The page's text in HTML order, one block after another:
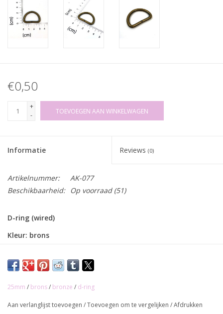
€0,50
+
-
TOEVOEGEN AAN WINKELWAGEN
Informatie Reviews (0)
Artikelnummer:
AK-077
Beschikbaarheid:
Op voorraad(51)
D-ring (wired)
Kleur: brons
25mm / brons/ bronze / d-ring
Aan verlanglijst toevoegen /Toevoegen om te vergelijken /Afdrukken